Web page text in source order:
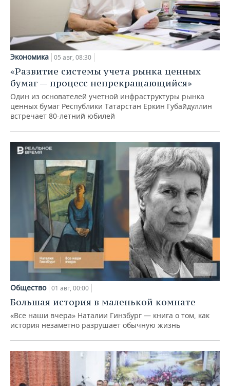
Экономика 05 авг, 08:30
«Развитие системы учета рынка ценных
бумаг — процесс непрекращающийся»
Один из основателей учетной инфраструктуры рынка
ценных бумаг Республики Татарстан Еркин Губайдуллин
встречает 80-летний юбилей
Общество 01 авг, 00:00
Большая история в маленькой комнате
«Все наши вчера» Наталии Гинзбург — книга о том, как
история незаметно разрушает обычную жизнь